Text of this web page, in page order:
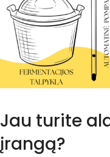
Jau turite
įrangą?